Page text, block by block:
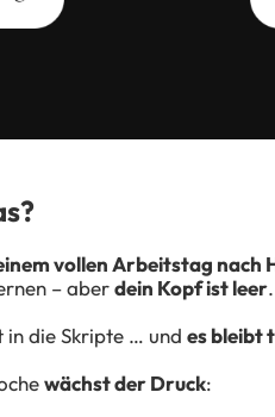
vollen Arbeitstag nach
– aberdein Kopf ist leer.
die Skripte … und es bleibt
wächst der Druck: